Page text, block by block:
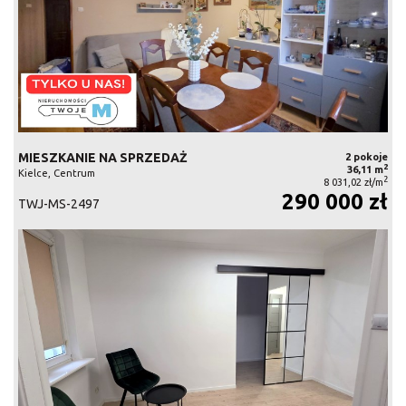
MIESZKANIE NA SPRZEDAŻ
Kielce, Centrum
2 pokoje
36,11 m2
8 031,02 zł/m 2
TWJ-MS-2497 290 000 zł